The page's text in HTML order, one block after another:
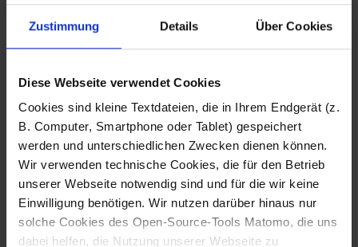
Zustimmung Details Über Cookies
Diese Webseite verwendet Cookies
Cookies sind kleine Textdateien, die in Ihrem Endgerät (z.
B. Computer, Smartphone oder Tablet) gespeichert
werden und unterschiedlichen Zwecken dienen können.
Wir verwenden technische Cookies, die für den Betrieb
unserer Webseite notwendig sind und für die wir keine
Einwilligung benötigen. Wir nutzen darüber hinaus nur
solche Cookies des Open-Source-Tools Matomo, die uns
dabei helfen, die Nutzung unserer Webseite zu
Fotografo: Lorenz
Sternbach
Download
Fotografo: Lorenz
Sternbach
Download